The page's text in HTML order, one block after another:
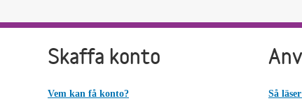
Skaffa konto
Vem kan få konto? Så